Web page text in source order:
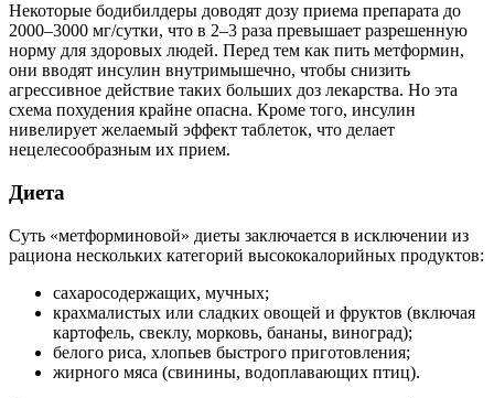
Некоторые бодибилдеры доводят дозу приема препарата до
2000–3000 мг/сутки, что в 2–3 раза превышает разрешенную
норму для здоровых людей. Перед тем как пить метформин,
они вводят инсулин внутримышечно, чтобы снизить
агрессивное действие таких больших доз лекарства. Но эта
схема похудения крайне опасна. Кроме того, инсулин
нивелирует желаемый эффект таблеток, что делает
нецелесообразным их прием.
Диета
Суть «метформиновой» диеты заключается в исключении из
рациона нескольких категорий высококалорийных продуктов:
сахаросодержащих, мучных;
крахмалистых или сладких овощей и фруктов (включая
картофель, свеклу, морковь, бананы, виноград);
белого риса, хлопьев быстрого приготовления;
жирного мяса (свинины, водоплавающих птиц).